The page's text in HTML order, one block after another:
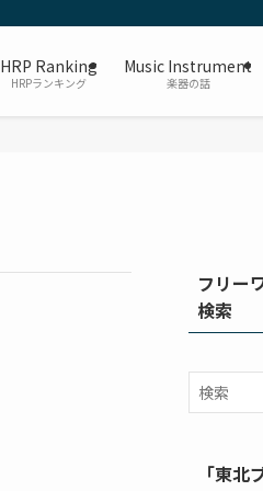
HRP Ranking
HRPランキング
Music Instrument
楽器の話
フリー
検索
「東北